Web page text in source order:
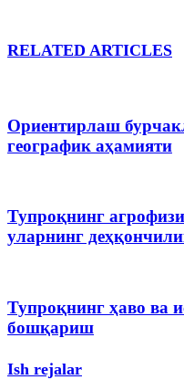
RELATED ARTICLES
Ориентирлаш
географик аҳамияти
Тупроқнинг
уларнинг
Тупроқнинг ҳаво ва
бошқариш
Ish rejalar